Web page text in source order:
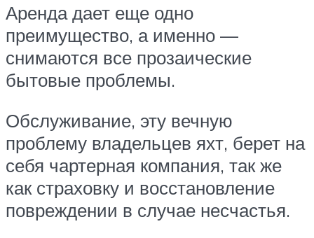
Аренда дает еще одно
преимущество, а именно —
снимаются все прозаические
бытовые проблемы.
Обслуживание, эту вечную
проблему владельцев яхт, берет на
себя чартерная компания, так же
как страховку и восстановление
повреждении в случае несчастья.